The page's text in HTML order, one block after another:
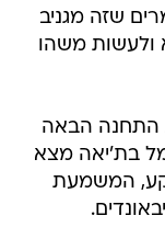
שזה מגניב
משהו
התחנה הבאה
בת'יאה מצא
המשמעת